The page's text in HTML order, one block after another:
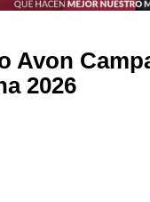
Avon
2026